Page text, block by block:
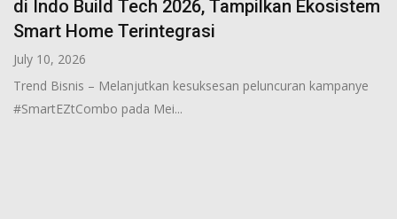
di Indo Build Tech 2026, Tampilkan Ekosistem
Smart Home Terintegrasi
July 10, 2026
Trend Bisnis – Melanjutkan kesuksesan peluncuran kampanye
#SmartEZtCombo pada Mei...